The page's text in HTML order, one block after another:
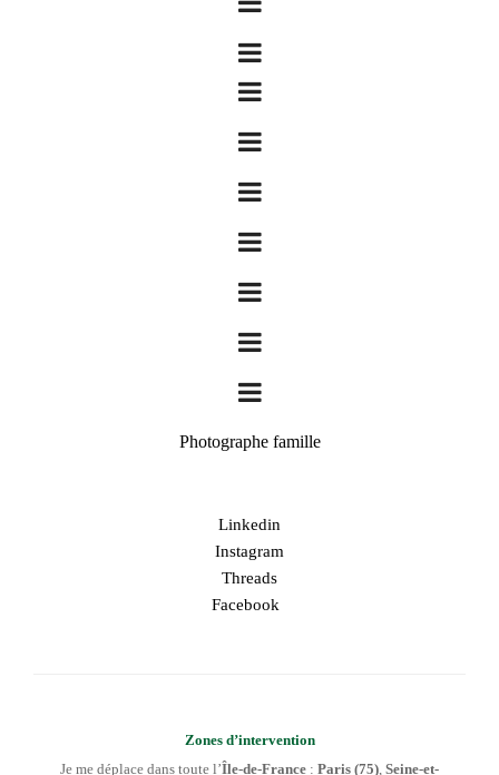
Photographe famille
Linkedin
Instagram
Threads
Facebook
Zones d’intervention
Je me déplace dans toute l’Île-de-France : Paris (75) Seine-et-